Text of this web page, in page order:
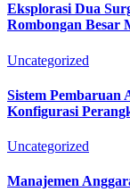
Eksplorasi Dua
Rombongan Besar
Uncategorized
Sistem Pembaruan
Konfigurasi
Uncategorized
Manajemen